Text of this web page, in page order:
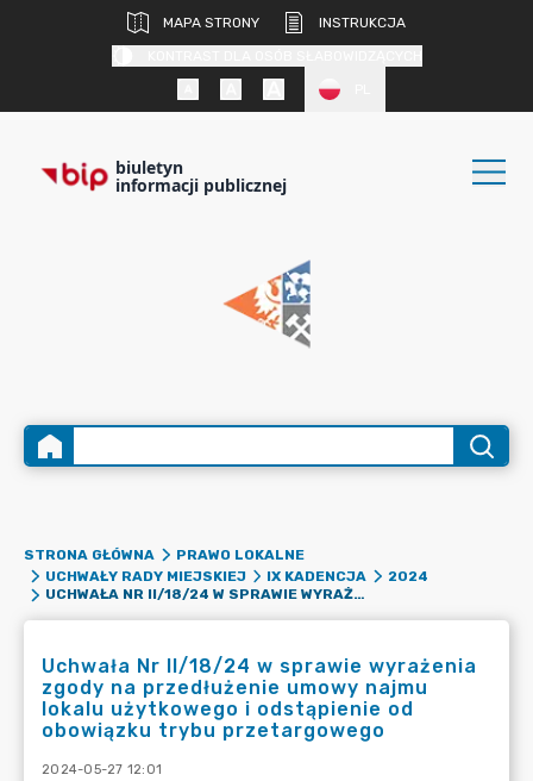
MAPA STRONY
INSTRUKCJA
biuletyn
informacji publicznej
STRONA GŁÓWNA
PRAWO LOKALNE
UCHWAŁY RADY MIEJSKIEJ
IX KADENCJA
2024
UCHWAŁA NR II/18/24 W SPRAWIE WYRAŻENIA ZGODY NA PRZEDŁUŻENIE UMOWY NAJMU LOKALU UŻYTKOWEGO I ODSTĄPIENIE OD OBOWIĄZKU TRYBU PRZETARGOWEGO
Uchwała Nr II/18/24 w sprawie wyrażenia
zgody na przedłużenie umowy najmu
lokalu użytkowego i odstąpienie od
obowiązku trybu przetargowego
2024-05-27 12:01